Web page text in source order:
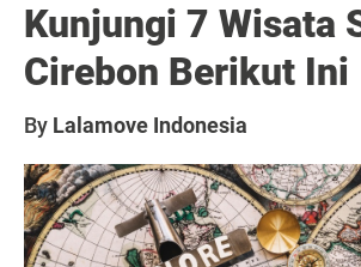
Kunjungi 7 Wisata
Cirebon Berikut Ini
By Lalamove Indonesia